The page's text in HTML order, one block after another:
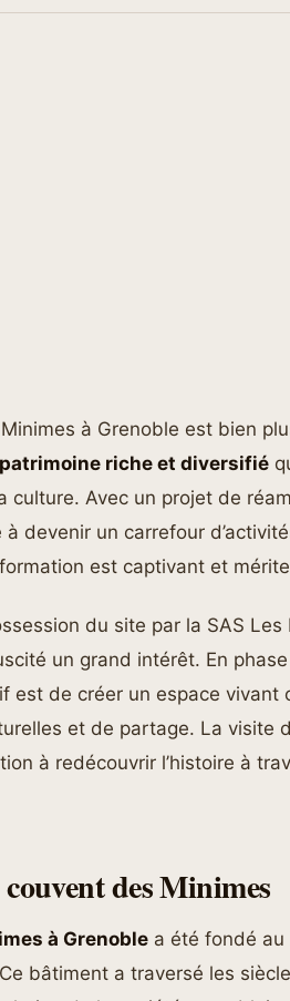
à Grenoble est bien
patrimoine riche et diversifié
culture. Avec un projet de
devenir un carrefour
est captivant et
du site par la SAS
un grand intérêt. En
est de créer un espace vivant
et de partage. La visite
à redécouvrir l’histoire à
des Minimes
à Grenoble a été fondé au
bâtiment a traversé les